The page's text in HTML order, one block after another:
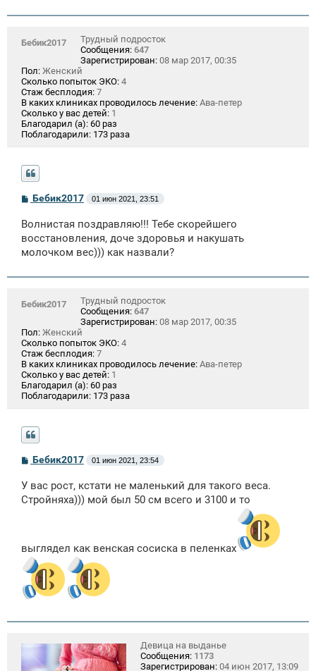
е
Бебик2017
Трудный подросток
Сообщения: 647
Зарегистрирован: 08 мар 2017, 00:35
Пол: Женский
Сколько попыток ЭКО: 4
Стаж бесплодия: 7
В каких клиниках проводилось лечение: Ава-петер
Сколько у вас детей: 1
Благодарил (а): 60 раз
Поблагодарили: 173 раза
С
о
б
щ
н
е
Бебик2017 01 июн 2021, 23:51
Волнистая поздравляю!!! Тебе скорейшего
восстановления, доче здоровья и накушать
молочком вес))) как назвали?
Бебик2017
Трудный подросток
Сообщения: 647
Зарегистрирован: 08 мар 2017, 00:35
Пол: Женский
Сколько попыток ЭКО: 4
Стаж бесплодия: 7
В каких клиниках проводилось лечение: Ава-петер
Сколько у вас детей: 1
Благодарил (а): 60 раз
Поблагодарили: 173 раза
С
о
б
щ
Бебик2017 01 июн 2021, 23:54
У вас рост, кстати не маленький для такого веса.
Стройняха))) мой был 50 см всего и 3100 и то
выглядел как венская сосиска в пеленках
Девица на выданье
Сообщения: 1173
Зарегистрирован: 04 июн 2017, 13:09